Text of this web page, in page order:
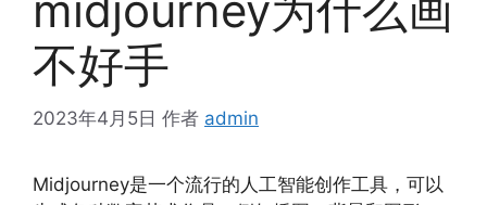
不好手
2023年4月5日 作者 admin
Midjourney是一个流行的人工智能创作工具，可以